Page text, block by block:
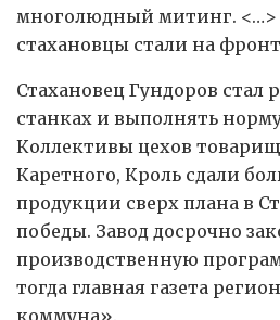
многолюдный митинг. <…>
стахановцы стали на
Стахановец Гундоров стал
станках и выполнять
Коллективы цехов
Каретного, Кроль сдали
продукции сверх плана в
победы. Завод досрочно
производственную
тогда главная газета
коммуна».